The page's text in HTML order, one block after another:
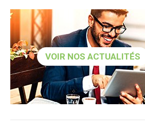
VOIR NOS ACTUALITÉS